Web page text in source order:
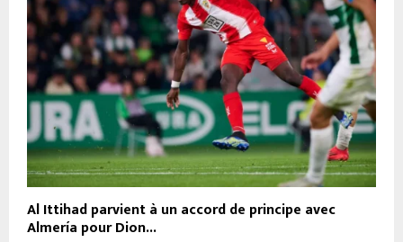
Al Ittihad parvient à un accord de principe avec
Almería pour Dion...